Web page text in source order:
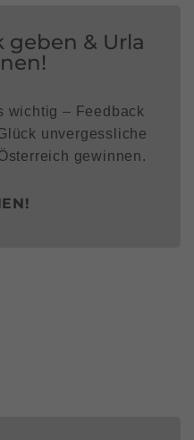
geben & Urla
wichtig – Feedback
unvergessliche
gewinnen.